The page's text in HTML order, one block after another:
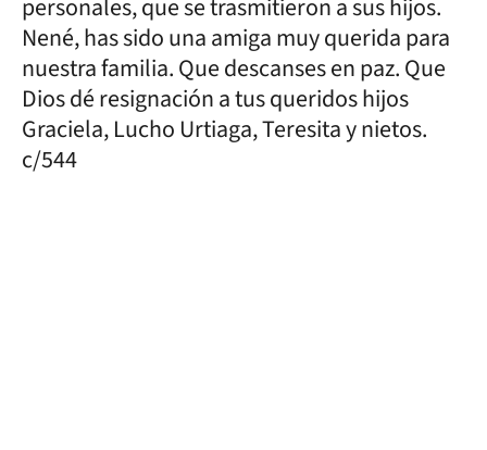
personales, que se trasmitieron a sus hijos.
Nené, has sido una amiga muy querida para
nuestra familia. Que descanses en paz. Que
Dios dé resignación a tus queridos hijos
Graciela, Lucho Urtiaga, Teresita y nietos.
c/544